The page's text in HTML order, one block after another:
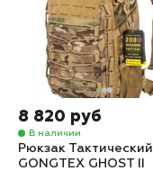
8 820 руб
В наличии
Рюкзак Тактический
GONGTEX GHOST II